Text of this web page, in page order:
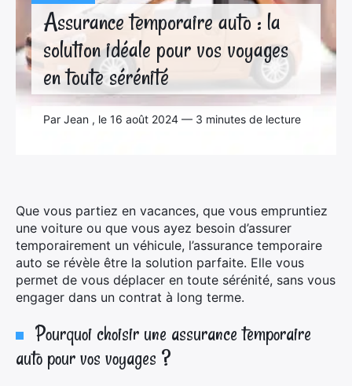
Assurance temporaire auto : la
solution idéale pour vos voyages
en toute sérénité
Par Jean , le 16 août 2024 — 3 minutes de lecture
Que vous partiez en vacances, que vous empruntiez
une voiture ou que vous ayez besoin d’assurer
temporairement un véhicule, l’assurance temporaire
auto se révèle être la solution parfaite. Elle vous
permet de vous déplacer en toute sérénité, sans vous
engager dans un contrat à long terme.
Pourquoi choisir une assurance temporaire
auto pour vos voyages ?